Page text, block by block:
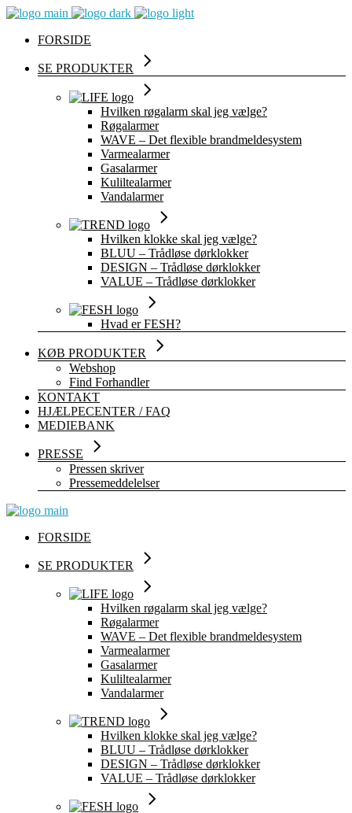
FORSIDE
SE PRODUKTER
Hvilken røgalarm skal jeg vælge?
Røgalarmer
WAVE – Det flexible brandmeldesystem
Varmealarmer
Gasalarmer
Kuliltealarmer
Vandalarmer
Hvilken klokke skal jeg vælge?
BLUU – Trådløse dørklokker
DESIGN – Trådløse dørklokker
VALUE – Trådløse dørklokker
Hvad er FESH?
KØB PRODUKTER
Webshop
Find Forhandler
KONTAKT
HJÆLPECENTER / FAQ
MEDIEBANK
PRESSE
Pressen skriver
Pressemeddelelser
FORSIDE
SE PRODUKTER
Hvilken røgalarm skal jeg vælge?
Røgalarmer
WAVE – Det flexible brandmeldesystem
Varmealarmer
Gasalarmer
Kuliltealarmer
Vandalarmer
Hvilken klokke skal jeg vælge?
BLUU – Trådløse dørklokker
DESIGN – Trådløse dørklokker
VALUE – Trådløse dørklokker